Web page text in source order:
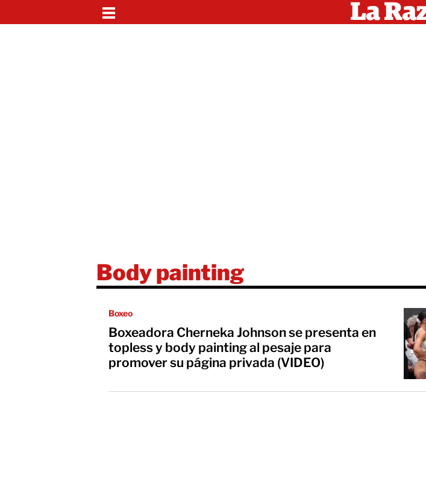
Body painting
Boxeo
Boxeadora Cherneka Johnson se presenta en
topless y body painting al pesaje para
promover su página privada (VIDEO)